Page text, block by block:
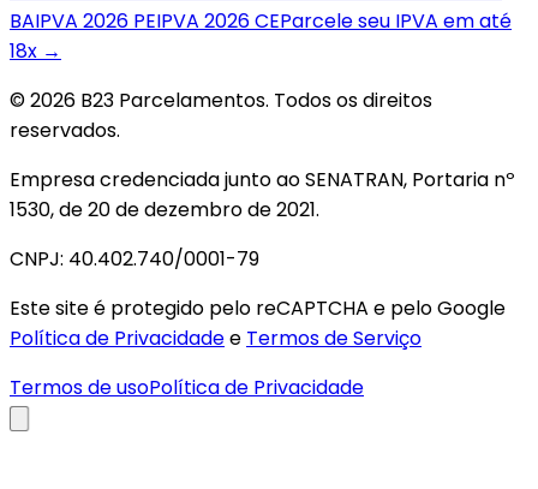
BAIPVA 2026 PEIPVA 2026CEParcele seu IPVA em até
18x →
© 2026 B23 Parcelamentos. Todos os direitos
reservados.
Empresa credenciada junto ao SENATRAN, Portaria nº
1530, de 20 de dezembro de 2021.
CNPJ: 40.402.740/0001-79
Este site é protegido pelo reCAPTCHA e pelo Google
Política de Privacidadee Termos de Serviço
Termos de usoPolítica de Privacidade